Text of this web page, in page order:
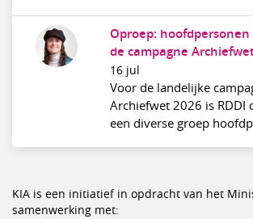
Oproep:
de campagne
16 jul
Voor de landelijke
Archiefwet 2026 is RDDI
een diverse groep
KIA is een initiatief in opdracht van het
samenwerking met: